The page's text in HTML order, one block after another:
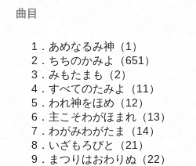
曲目
1．あめなるみ神（1）
2．ちちのかみよ（651）
3．みもたまも（2）
4．すべてのたみよ（11）
5．われ神をほめ（12）
6．主こそわがほまれ（13）
7．わがみわがたま（14）
8．いざもろびと（21）
9．まつりはおわりぬ（22）